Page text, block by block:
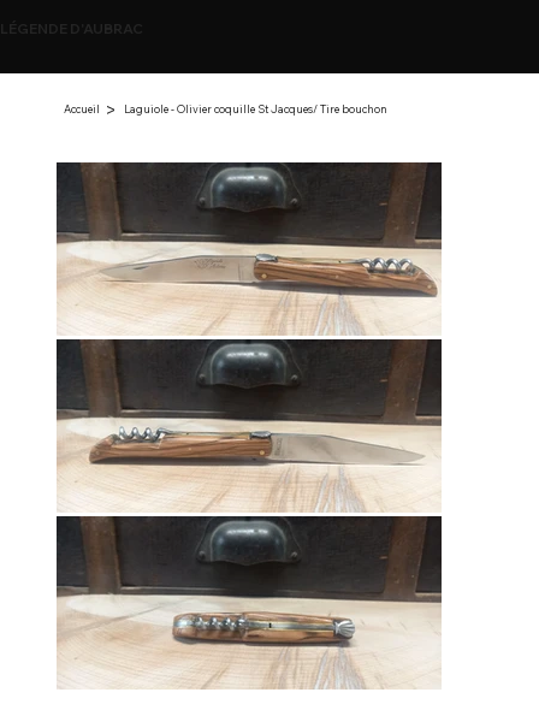
LÉGENDE D'AUBRAC
Accueil > Laguiole - Olivier coquille St Jacques/ Tire bouchon